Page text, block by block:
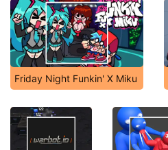
Friday Night Funkin' X Miku